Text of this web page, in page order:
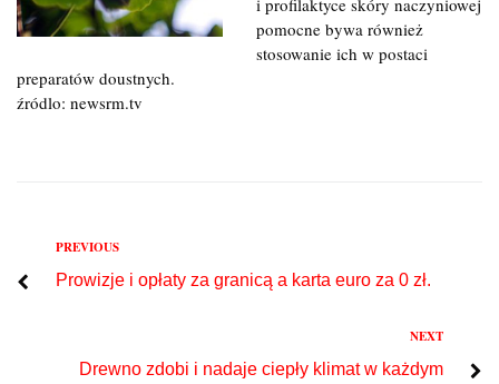
pomocne bywa również
stosowanie ich w postaci
preparatów doustnych.
źródlo: newsrm.tv
Nawigacja
wpisu
Previous
PREVIOUS
Prowizje i opłaty za granicą a karta euro za 0 zł.
NEXT
Drewno zdobi i nadaje ciepły klimat w każdym